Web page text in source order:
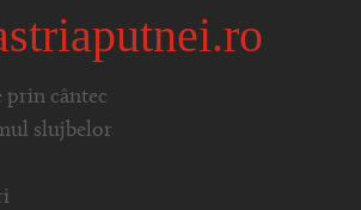
prin cântec
slujbelor